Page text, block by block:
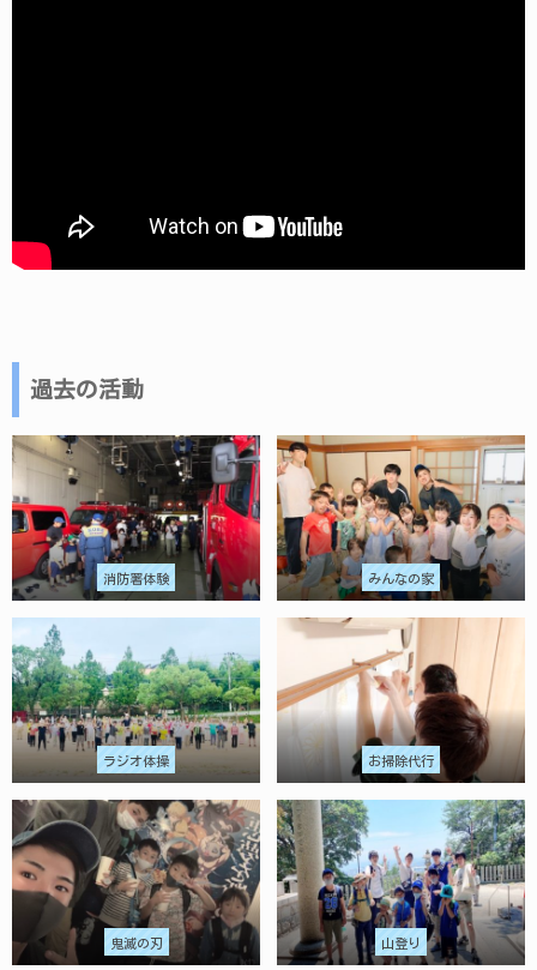
過去の活動
消防署体験 みんなの家
ラジオ体操 お掃除代行
鬼滅の刃 山登り